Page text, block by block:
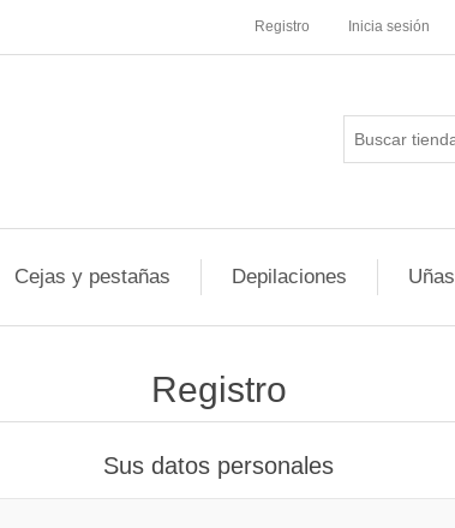
Registro Inicia sesión
Cejas y pestañas Depilaciones Uñas
Registro
Sus datos personales